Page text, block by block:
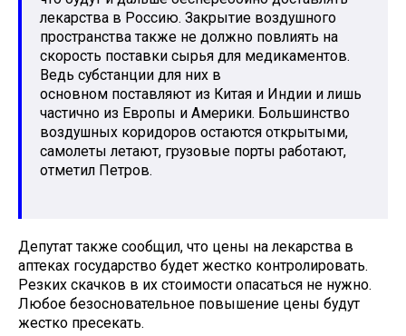
лекарства в Россию. Закрытие воздушного
пространства также не должно повлиять на
скорость поставки сырья для медикаментов.
Ведь субстанции для них в
основном поставляют из Китая и Индии и лишь
частично из Европы и Америки. Большинство
воздушных коридоров остаются открытыми,
самолеты летают, грузовые порты работают,
отметил Петров.
Депутат также сообщил, что цены на лекарства в
аптеках государство будет жестко контролировать.
Резких скачков в их стоимости опасаться не нужно.
Любое безосновательное повышение цены будут
жестко пресекать.